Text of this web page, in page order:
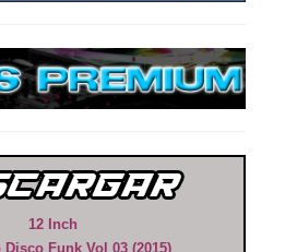
12 Inch
Disco Funk Vol 03 (2015)